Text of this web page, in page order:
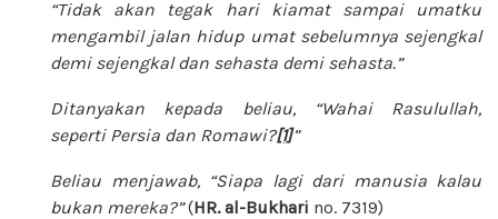
“Tidak akan tegak hari kiamat sampai umatku
mengambil jalan hidup umat sebelumnya sejengkal
demi sejengkal dan sehasta demi sehasta.”
Ditanyakan kepada beliau, “Wahai Rasulullah,
seperti Persia dan Romawi?[1]”
Beliau menjawab, “Siapa lagi dari manusia kalau
bukan mereka?”(HR. al-Bukhari no. 7319)